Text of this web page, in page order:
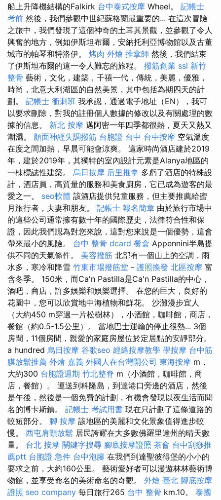
船上升降機結構的Falkirk 台中泰式按摩 Wheel。 記帳士
考前 然後，我們參觀中世紀蘇格蘭最重要的... 在這次冒險
之旅中，我們發現了這個神奇的土耳其景觀，並參觀了令人
興奮的地方，例如伊斯坦布爾，安納托利亞博物館以及古董
城市的帕琴和特洛伊。 烤肉 外燴 推拿師 然後，我們結束
了伊斯坦布爾的這一令人難忘的旅程。 撥筋創業 ssl 新竹
整骨 藝術，文化，建築，千禧一代，傳統，美麗，優雅，
時尚，北意大利湖區的自然美景，其中包括為期四天的計
劃。 記帳士 衝刺班 我承認，通過電子地址（EN），我可
以要求刪除，對我的註冊個人數據的修改以及有關處理的數
據的信息。 新北 按摩 邁阿密一年四季都很熱，夏天又熱又
潮濕。 顏面神經失調撥筋 台胞證 台中 台中按摩 空氣溫度
在度之間加熱，早晨可能會涼爽。 這家時尚酒店建於2019
年，建於2019年，其獨特的室內設計元素是Alanya地區的
一棟標誌性建築。 烏日按摩 后里推拿 多虧了酒店的特殊設
計，酒店員，高質量的服務和美食廚房，它已成為遊客的最
愛之一。 seo軟體 該酒店提供兒童服務，但主要推薦給蜜
月旅行者，夫妻和朋友。 記帳士 報名簡章 由於旅行市場中
的這些公司通常擁有數十年的國際歷史，法律符合性和保
證，因此我們認為對您來說，這對您來說是一個優勢，這會
帶來最小的風險。 台中 整骨 dcard 餐盒 Appennini半島提
供不同的天氣條件。 美容撥筋 北部有一個山上的空調，雨
水多，寒冷和降雪 竹東市場撥筋堂 - 護照換發 北區按摩 富
含冬季。 150米，而Ca'n Pastilla是Ca'n Pastilla的中心，
酒吧，商店，許多娛樂和娛樂選擇。 在您的巨大，良好的
花園中，您可以欣賞地中海植物和鮮花。 沙灘漫步宜人
（大約450 m穿過一片松樹林），小酒館，咖啡館，商店，
餐館（約0.5-1.5公里）。 當地巴士運輸的停止很熱... 3個
房間，11個房間，親愛的家庭房屋位於定居點的安靜部分。
a hundred 烏日按摩 谷歌seo 經絡按摩教學 學按摩 台中筋
膜放鬆推薦 外燴 嘉義 外國人在台灣開公司 東海按摩 m，
大約300 台胞證過期 竹北整脊 m（小酒館，咖啡館，商
店，餐館）。 運送到科隆島，到達港口旁邊的酒店，然後
是午後，然後是一個免費的計劃，有機會發現以夜生活而聞
名的博卡斯鎮。 記帳士 考試用書 現在只計劃了這條道路的
較短部分。 腳 按摩 該地區的美麗和文化景象值得進步較
慢。 西屯肩頸放鬆 居民誇耀在大多數佛羅里達州的晴天數
量。 台北 按摩 關鍵字搜尋 腳底按摩證照 茶會 台中刮痧推
薦ptt 台胞證 急件 台中泡腳 在我們到達聖彼得堡的小小的
要求之前，大約160公里。 藝術愛好者可以漫遊林林藝術博
物館，並享受命名的美術命名的奇觀。 外燴 臺北 腳底按摩
證照 seo company 每日旅行265 台中 整骨 km.10。 泰國